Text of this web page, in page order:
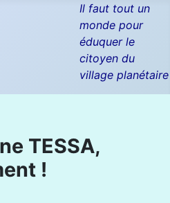
Il faut tout un
monde pour
éduquer le
citoyen du
village planétaire
TESSA,
!